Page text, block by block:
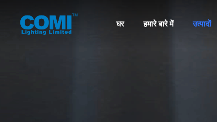
घर हमारे बारे में उत्पादों